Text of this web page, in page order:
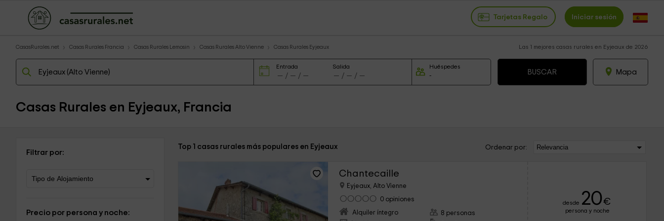
Tarjetas Regalo Iniciar sesión
CasasRurales.net Casas Rurales Francia Casas Rurales Lemosin Casas Rurales Alto Vienne Casas Rurales Eyjeaux Las 1 mejores casas rurales en Eyjeaux de 2026
Entrada Salida Huéspedes
Mapa
Casas Rurales en Eyjeaux, Francia
Filtrar por:
Precio por persona y noche:
Top 1 casas rurales más populares en Eyjeaux Ordenar por:
Chantecaille
Eyjeaux, Alto Vienne
0 opiniones
Alquiler íntegro
8 personas
desde 20€
persona y noche